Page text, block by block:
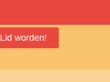
Lid worden!